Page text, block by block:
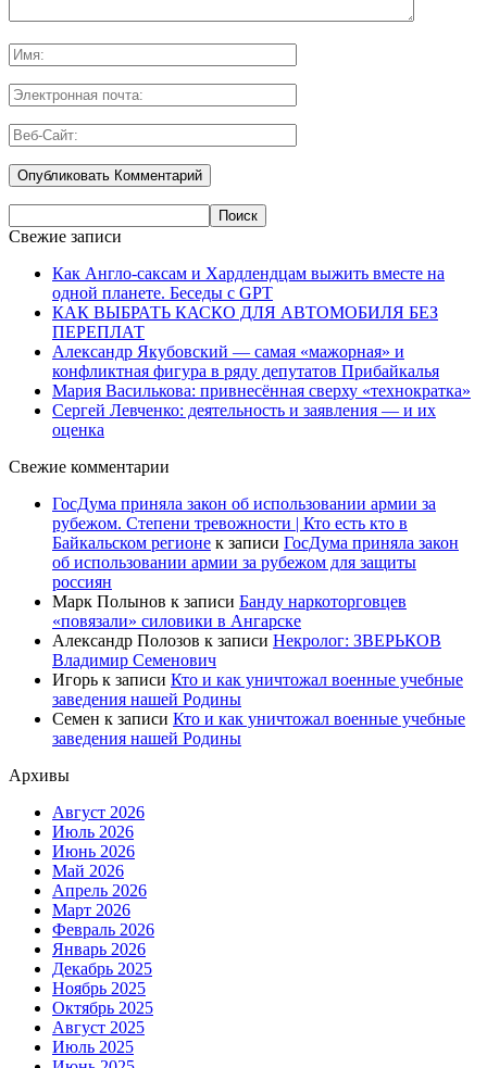
Свежие записи
Как Англо-саксам и Хардлендцам выжить вместе на
одной планете. Беседы с GPT
КАК ВЫБРАТЬ КАСКО ДЛЯ АВТОМОБИЛЯ БЕЗ
ПЕРЕПЛАТ
Александр Якубовский — самая «мажорная» и
конфликтная фигура в ряду депутатов Прибайкалья
Мария Василькова: привнесённая сверху «технократка»
Сергей Левченко: деятельность и заявления — и их
оценка
Свежие комментарии
ГосДума приняла закон об использовании армии за
рубежом. Степени тревожности | Кто есть кто в
Байкальском регионе к записи ГосДума приняла закон
об использовании армии за рубежом для защиты
россиян
Марк Полынов к записи Банду наркоторговцев
«повязали» силовики в Ангарске
Александр Полозов к записи Некролог: ЗВЕРЬКОВ
Владимир Семенович
Игорь к записи Кто и как уничтожал военные учебные
заведения нашей Родины
Семен к записи Кто и как уничтожал военные учебные
заведения нашей Родины
Архивы
Август 2026
Июль 2026
Июнь 2026
Май 2026
Апрель 2026
Март 2026
Февраль 2026
Январь 2026
Декабрь 2025
Ноябрь 2025
Октябрь 2025
Август 2025
Июль 2025